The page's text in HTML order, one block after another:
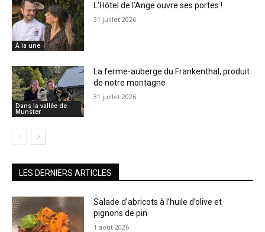
À la une
L’Hôtel de l’Ange ouvre ses portes !
31 juillet 2026
Dans la vallée de
Munster
La ferme-auberge du Frankenthal, produit
de notre montagne
31 juillet 2026
LES DERNIERS ARTICLES
Salade d’abricots à l’huile d’olive et
pignons de pin
1 août 2026